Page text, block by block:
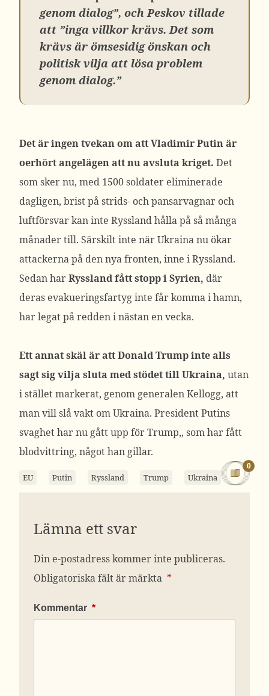
genom dialog”, och Peskov tillade
att ”inga villkor krävs. Det som
krävs är ömsesidig önskan och
politisk vilja att lösa problem
genom dialog.”
Det är ingen tvekan om att Vladimir Putin är
oerhört angelägen att nu avsluta kriget. Det
som sker nu, med 1500 soldater eliminerade
dagligen, brist på strids- och pansarvagnar och
luftförsvar kan inte Ryssland hålla på så många
månader till. Särskilt inte när Ukraina nu ökar
attackerna på den nya fronten, inne i Ryssland.
Sedan harRyssland fått stopp i Syrien, där
deras evakueringsfartyg inte får komma i hamn,
har legat på redden i nästan en vecka.
Ett annat skäl är att Donald Trump inte alls
sagt sig vilja sluta med stödet till Ukraina, utan
i stället markerat, genom generalen Kellogg, att
man vill slå vakt om Ukraina. President Putins
svaghet har nu gått upp för Trump,, som har fått
blodvittring, något han gillar.
EU Putin Ryssland Trump Ukraina
0
Lämna ett svar
Din e-postadress kommer inte publiceras.
Obligatoriska fält är märkta *
Kommentar *